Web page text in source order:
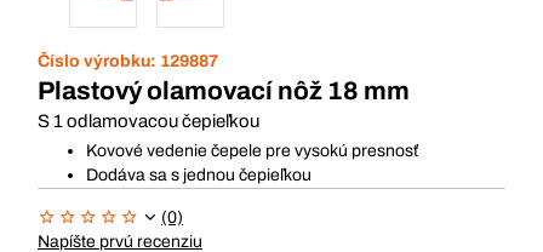
Číslo výrobku: 129887
Plastový olamovací nôž 18 mm
S 1 odlamovacou čepieľkou
Kovové vedenie čepele pre vysokú presnosť
Dodáva sa s jednou čepieľkou
(0)
Napíšte prvú recenziu